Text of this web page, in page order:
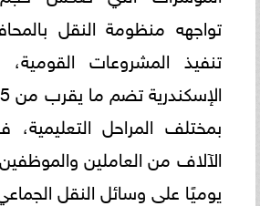
تواجهه منظومة النقل
تنفيذ المشروعات
بمختلف المراحل
الآلاف من العاملين
يوميًا على وسائل النقل